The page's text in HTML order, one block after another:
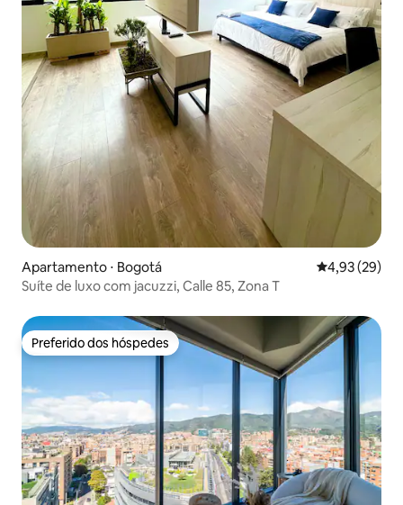
Apartamento ⋅ Bogotá 4,93 de uma
4,93 (29)
Suíte de luxo com jacuzzi, Calle 85, Zona T
Preferido dos hóspedes
Preferido dos hóspedes